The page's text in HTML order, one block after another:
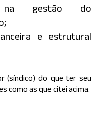
na gestão do
e estrutural
(síndico) do que ter seu
como as que citei acima.